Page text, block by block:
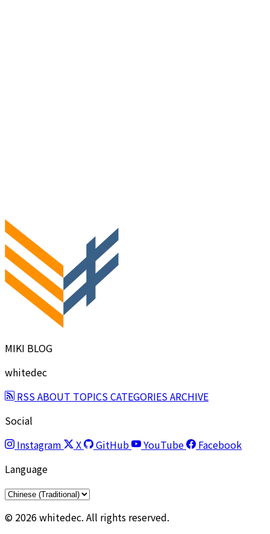
MIKI BLOG
whitedec
RSSABOUT TOPICSCATEGORIESARCHIVE
Social
Instagram
X GitHub YouTube
Facebook
Language
© 2026 whitedec. All rights reserved.